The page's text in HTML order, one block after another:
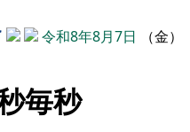
令和8年8月7日 （金）
毎秒